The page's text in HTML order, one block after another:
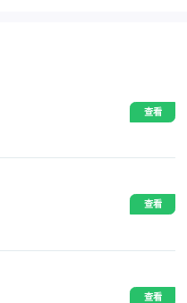
查看
查看
查看